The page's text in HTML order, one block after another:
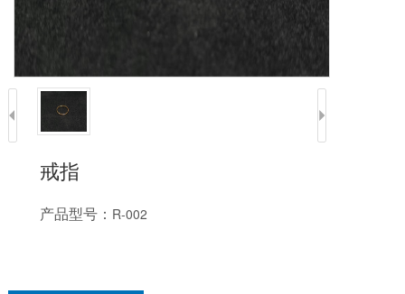
戒指
产品型号： R-002